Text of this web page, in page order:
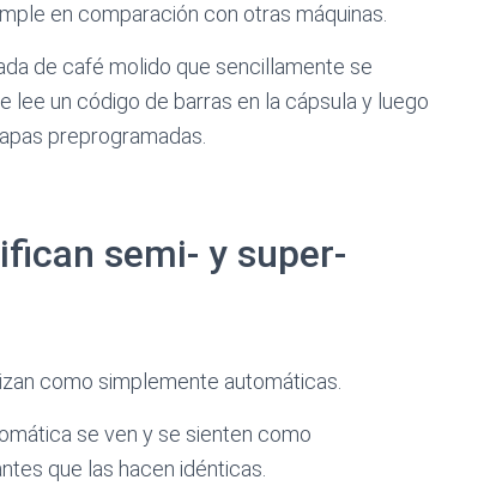
en comparación con otras máquinas.
de café molido que sencillamente se
lee un código de barras en la cápsula y luego
preprogramadas.
semi- y super-
como simplemente automáticas.
se ven y se sienten como
que las hacen idénticas.